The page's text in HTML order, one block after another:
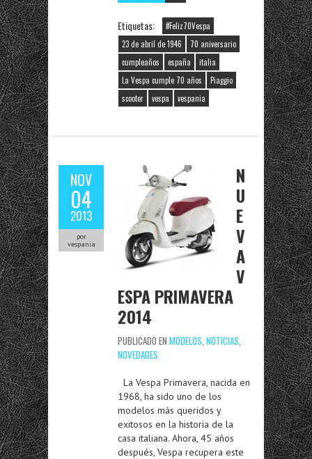
Etiquetas:
#‎Feliz70Vespa‬
23 de abril de 1946
70 aniversario
cumpleaños
españa
italia
La Vespa cumple 70 años
Piaggio
scooter
vespa vespania
NOV
04
2013
por
vespania
N
U
E
V
A
V
ESPA PRIMAVERA
2014
PUBLICADO EN MODELOS, NOTICIAS,
NOVEDADES
La Vespa Primavera, nacida en
1968, ha sido uno de los
modelos más queridos y
exitosos en la historia de la
casa italiana. Ahora, 45 años
después, Vespa recupera este